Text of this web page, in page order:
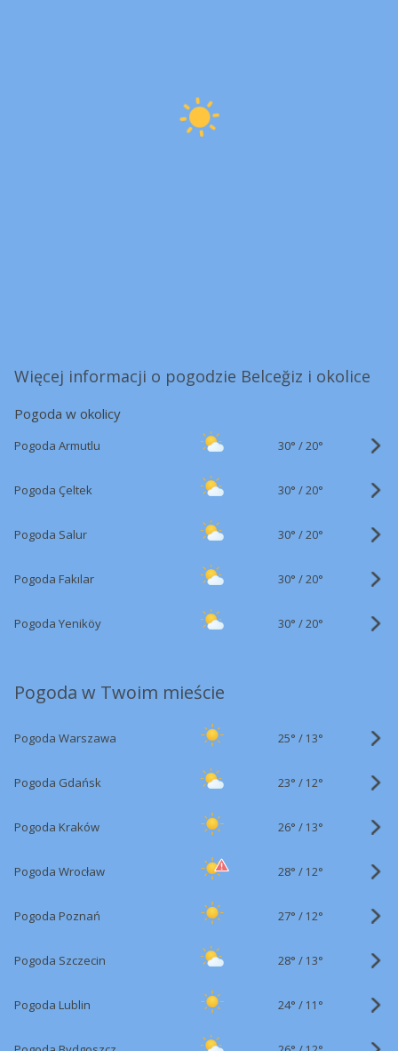
Więcej informacji o pogodzie Belceğiz i okolice
Pogoda w okolicy
Pogoda Armutlu 30° /20°
Pogoda Çeltek 30° /20°
Pogoda Salur 30° /20°
Pogoda Fakılar 30° /20°
Pogoda Yeniköy 30° /20°
Pogoda w Twoim mieście
Pogoda Warszawa 25° / 13°
Pogoda Gdańsk 23° / 12°
Pogoda Kraków 26° / 13°
Pogoda Wrocław 28° / 12°
Pogoda Poznań 27° / 12°
Pogoda Szczecin 28° / 13°
Pogoda Lublin 24° / 11°